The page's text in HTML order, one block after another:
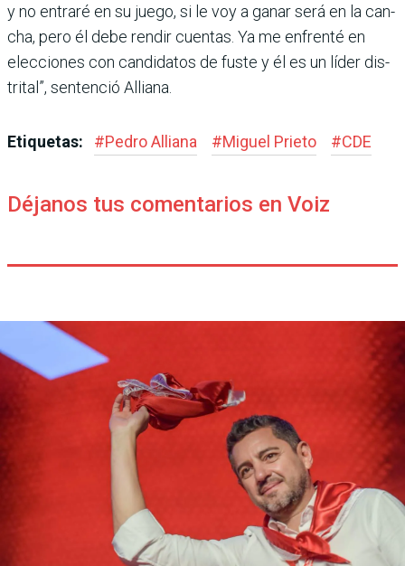
y no entraré en su juego, si le voy a ganar será en la can­
cha, pero él debe rendir cuentas. Ya me enfrenté en
elecciones con candidatos de fuste y él es un líder dis­
trital”, sentenció Alliana.
Etiquetas: #Pedro Alliana #Miguel Prieto #CDE
Déjanos tus comentarios en Voiz